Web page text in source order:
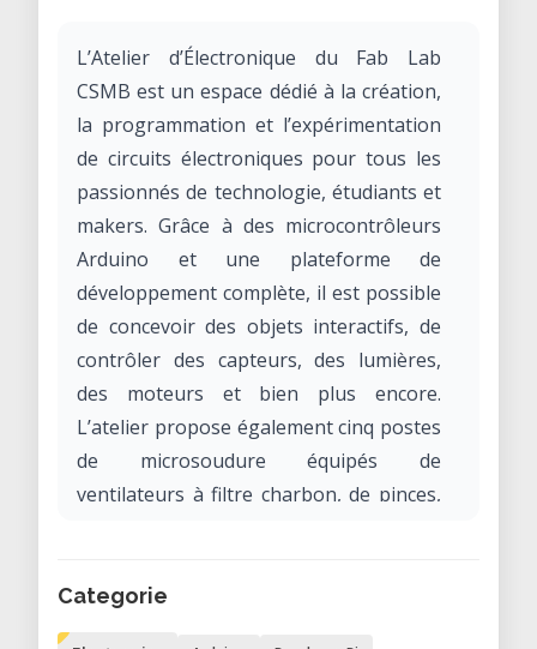
L’Atelier d’Électronique du Fab Lab
CSMB est un espace dédié à la création,
la programmation et l’expérimentation
de circuits électroniques pour tous les
passionnés de technologie, étudiants et
makers. Grâce à des microcontrôleurs
Arduino et une plateforme de
développement complète, il est possible
de concevoir des objets interactifs, de
contrôler des capteurs, des lumières,
des moteurs et bien plus encore.
L’atelier propose également cinq postes
de microsoudure équipés de
ventilateurs à filtre charbon, de pinces,
projets électroniques en toute sécurité.
Categorie